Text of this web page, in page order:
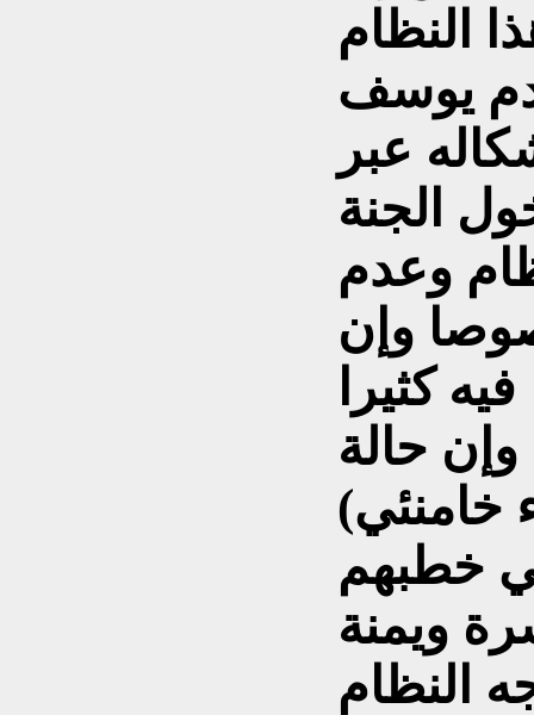
النظام
عبر
الجنة
وعدم
وإن
کثيرا
حالة
خامنئي)
خطبهم
ويمنة
النظام